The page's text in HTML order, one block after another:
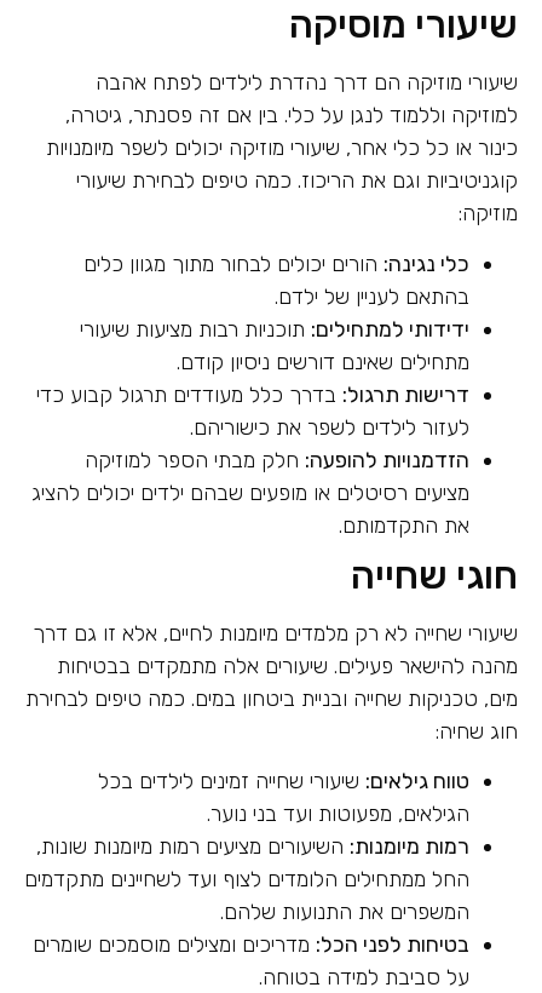
שיעורי מוסיקה
שיעורי מוזיקה הם דרך נהדרת לילדים לפתח אהבה
למוזיקה וללמוד לנגן על כלי. בין אם זה פסנתר, גיטרה,
כינור או כל כלי אחר, שיעורי מוזיקה יכולים לשפר מיומנויות
קוגניטיביות וגם את הריכוז. כמה טיפים לבחירת שיעורי
מוזיקה:
כלי נגינה: הורים יכולים לבחור מתוך מגוון כלים
בהתאם לעניין של ילדם.
ידידותי למתחילים: תוכניות רבות מציעות שיעורי
מתחילים שאינם דורשים ניסיון קודם.
דרישות תרגול: בדרך כלל מעודדים תרגול קבוע כדי
לעזור לילדים לשפר את כישוריהם.
הזדמנויות להופעה: חלק מבתי הספר למוזיקה
מציעים רסיטלים או מופעים שבהם ילדים יכולים להציג
את התקדמותם.
חוגי שחייה
שיעורי שחייה לא רק מלמדים מיומנות לחיים, אלא זו גם דרך
מהנה להישאר פעילים. שיעורים אלה מתמקדים בבטיחות
מים, טכניקות שחייה ובניית ביטחון במים. כמה טיפים לבחירת
חוג שחיה:
טווח גילאים: שיעורי שחייה זמינים לילדים בכל
הגילאים, מפעוטות ועד בני נוער.
רמות מיומנות: השיעורים מציעים רמות מיומנות שונות,
החל ממתחילים הלומדים לצוף ועד לשחיינים מתקדמים
המשפרים את התנועות שלהם.
בטיחות לפני הכל: מדריכים ומצילים מוסמכים שומרים
על סביבת למידה בטוחה.